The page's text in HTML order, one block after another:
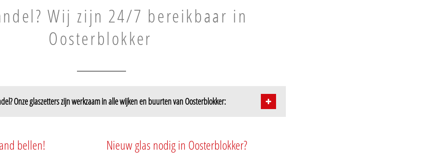
Wij zijn 24/7 bereikbaar in
Oosterblokker
Onze glaszetters zijn werkzaam in alle wijken en buurten van Oosterblokker:
bellen! Nieuw glas nodig in Oosterblokker?